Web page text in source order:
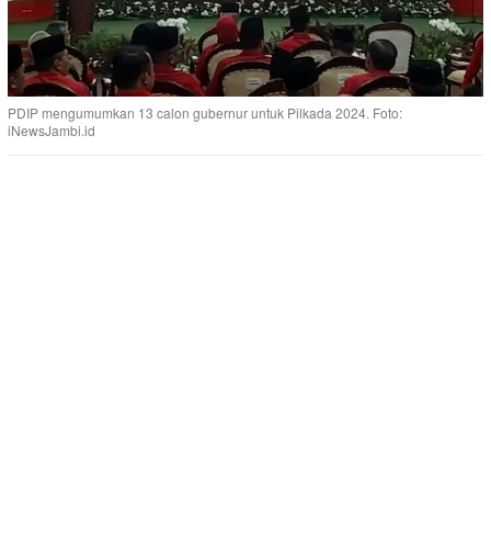
PDIP mengumumkan 13 calon gubernur untuk Pilkada 2024. Foto:
iNewsJambi.id